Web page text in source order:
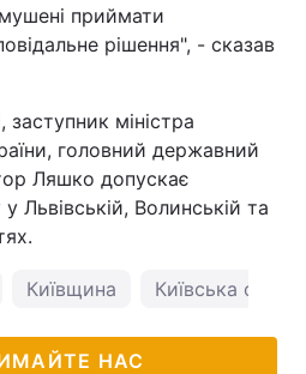
приймати
рішення", - сказав
міністра
головний державний
Ляшко допускає
у Львівській, Волинській та
Київщина Київська
НАС